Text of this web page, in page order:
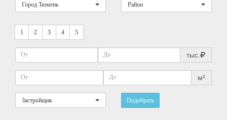
Город Тюмень Район
1 2 3 4 5
тыс.
м²
Застройщик Подобрать